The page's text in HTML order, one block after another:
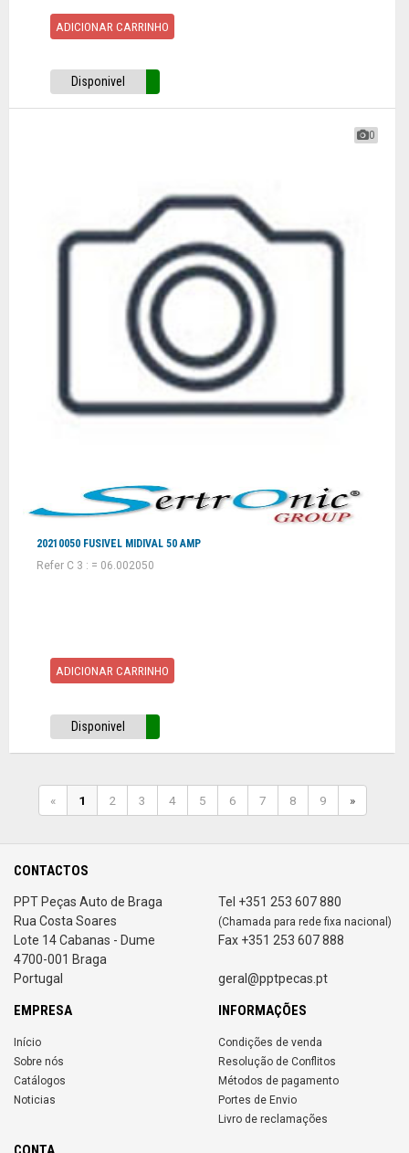
ADICIONAR CARRINHO
Disponivel
0
20210050 FUSIVEL MIDIVAL 50 AMP
Refer C 3 : = 06.002050
ADICIONAR CARRINHO
Disponivel
« 1 2 3 4 5 6 7 8 9 »
CONTACTOS
PPT Peças Auto de Braga
Rua Costa Soares
Lote 14 Cabanas - Dume
4700-001 Braga
Portugal
Tel +351 253 607 880
(Chamada para rede fixa nacional)
Fax +351 253 607 888
geral@pptpecas.pt
EMPRESA
Início
Sobre nós
Catálogos
Noticias
INFORMAÇÕES
Condições de venda
Resolução de Conflitos
Métodos de pagamento
Portes de Envio
Livro de reclamações